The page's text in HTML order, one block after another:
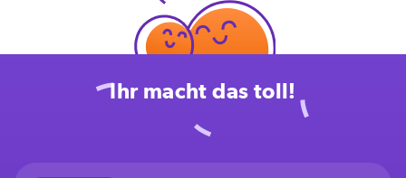
Ihr macht das toll!